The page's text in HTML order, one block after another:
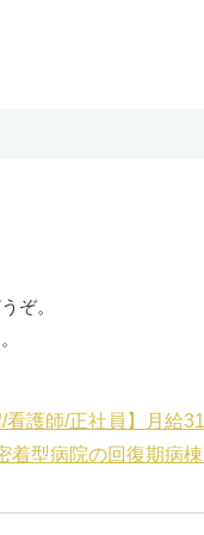
ぞ。
/看護師/正社員】月
着型病院の回復期病